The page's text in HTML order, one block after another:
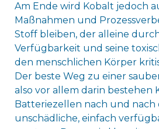
Am Ende wird Kobalt jedoch
Maßnahmen und
Stoff bleiben, der alleine
Verfügbarkeit und seine
den menschlichen Körper
Der beste Weg zu einer
also vor allem darin bestehen
Batteriezellen nach und nach
unschädliche, einfach